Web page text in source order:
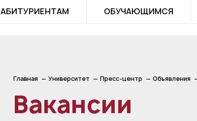
АБИТУРИЕНТАМ ОБУЧАЮЩИМСЯ
Главная Университет Пресс-центр Объявления
Вакансии